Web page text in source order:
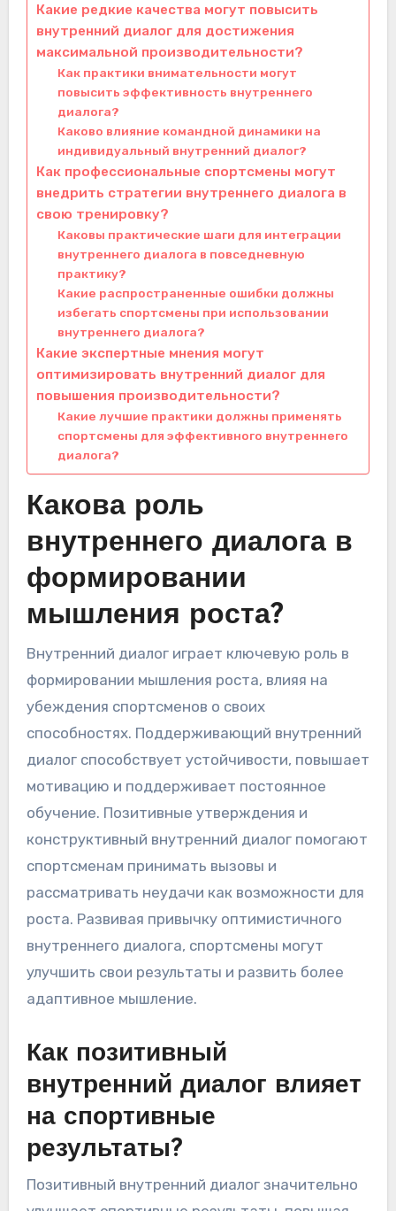
Какие редкие качества могут повысить
внутренний диалог для достижения
максимальной производительности?
Как практики внимательности могут
повысить эффективность внутреннего
диалога?
Каково влияние командной динамики на
индивидуальный внутренний диалог?
Как профессиональные спортсмены могут
внедрить стратегии внутреннего диалога в
свою тренировку?
Каковы практические шаги для интеграции
внутреннего диалога в повседневную
практику?
Какие распространенные ошибки должны
избегать спортсмены при использовании
внутреннего диалога?
Какие экспертные мнения могут
оптимизировать внутренний диалог для
повышения производительности?
Какие лучшие практики должны применять
спортсмены для эффективного внутреннего
диалога?
Какова роль
внутреннего диалога в
формировании
мышления роста?
Внутренний диалог играет ключевую роль в
формировании мышления роста, влияя на
убеждения спортсменов о своих
способностях. Поддерживающий внутренний
диалог способствует устойчивости, повышает
мотивацию и поддерживает постоянное
обучение. Позитивные утверждения и
конструктивный внутренний диалог помогают
спортсменам принимать вызовы и
рассматривать неудачи как возможности для
роста. Развивая привычку оптимистичного
внутреннего диалога, спортсмены могут
улучшить свои результаты и развить более
адаптивное мышление.
Как позитивный
внутренний диалог влияет
на спортивные
результаты?
Позитивный внутренний диалог значительно